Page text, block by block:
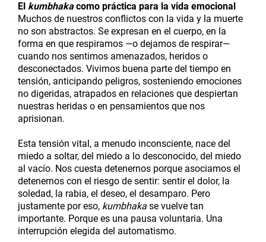
El kumbhakacomo práctica para la vida emocional
Muchos de nuestros conflictos con la vida y la muerte
no son abstractos. Se expresan en el cuerpo, en la
forma en que respiramos —o dejamos de respirar—
cuando nos sentimos amenazados, heridos o
desconectados. Vivimos buena parte del tiempo en
tensión, anticipando peligros, sosteniendo emociones
no digeridas, atrapados en relaciones que despiertan
nuestras heridas o en pensamientos que nos
aprisionan.
Esta tensión vital, a menudo inconsciente, nace del
miedo a soltar, del miedo a lo desconocido, del miedo
al vacío. Nos cuesta detenernos porque asociamos el
detenernos con el riesgo de sentir: sentir el dolor, la
soledad, la rabia, el deseo, el desamparo. Pero
justamente por eso, kumbhaka se vuelve tan
importante. Porque es una pausa voluntaria. Una
interrupción elegida del automatismo.